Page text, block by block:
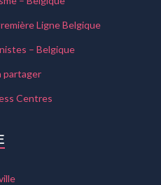
Ligne Belgique
– Belgique
partager
Centres